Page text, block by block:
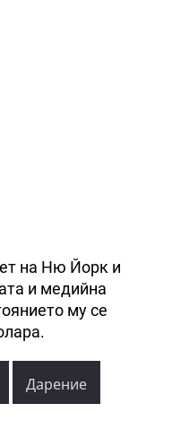
на Ню Йорк и
и медийна
му се
Дарение